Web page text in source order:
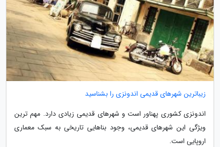
زیباترین شهرهای قدیمی اندونزی را بشناسید
اندونزی کشوری پهناور است و شهرهای قدیمی زیادی دارد. مهم ترین
ویژگی این شهرهای قدیمی، وجود بناهایی تاریخی به سبک معماری
اروپایی است.